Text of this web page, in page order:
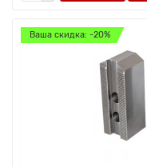
Ваша скидка: -20%